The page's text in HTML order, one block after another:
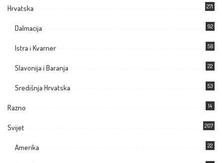
Hrvatska 271
Dalmacija 92
Istra i Kvarner 56
Slavonija i Baranja 22
Središnja Hrvatska 53
Razno 14
Svijet 207
Amerika 22